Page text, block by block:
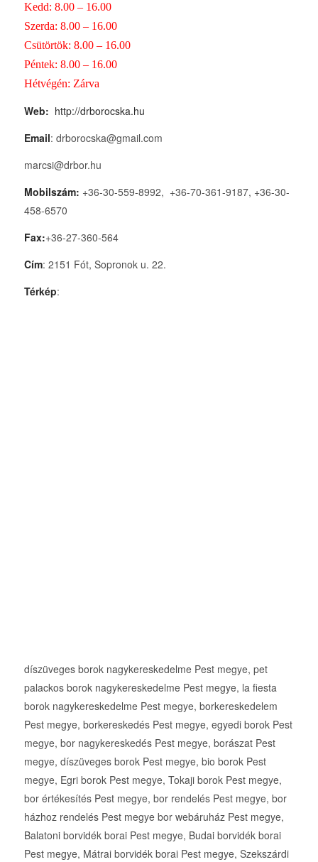
Kedd: 8.00 – 16.00
Szerda: 8.00 – 16.00
Csütörtök: 8.00 – 16.00
Péntek: 8.00 – 16.00
Hétvégén: Zárva
Web: http://drborocska.hu
Email: drborocska@gmail.com
marcsi@drbor.hu
Mobilszám: +36-30-559-8992, +36-70-361-9187, +36-30-
458-6570
Fax:+36-27-360-564
Cím: 2151 Fót, Sopronok u. 22.
Térkép:
díszüveges borok nagykereskedelme Pest megye, pet
palackos borok nagykereskedelme Pest megye, la fiesta
borok nagykereskedelme Pest megye, borkereskedelem
Pest megye, borkereskedés Pest megye, egyedi borok Pest
megye, bor nagykereskedés Pest megye, borászat Pest
megye, díszüveges borok Pest megye, bio borok Pest
megye, Egri borok Pest megye, Tokaji borok Pest megye,
bor értékesítés Pest megye, bor rendelés Pest megye, bor
házhoz rendelés Pest megye bor webáruház Pest megye,
Balatoni borvidék borai Pest megye, Budai borvidék borai
Pest megye, Mátrai borvidék borai Pest megye, Szekszárdi